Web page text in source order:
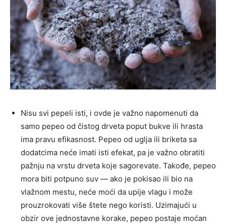
Nisu svi pepeli isti, i ovde je važno napomenuti da
samo pepeo od čistog drveta poput bukve ili hrasta
ima pravu efikasnost. Pepeo od uglja ili briketa sa
dodatcima neće imati isti efekat, pa je važno obratiti
pažnju na vrstu drveta koje sagorevate. Takođe, pepeo
mora biti potpuno suv — ako je pokisao ili bio na
vlažnom mestu, neće moći da upije vlagu i može
prouzrokovati više štete nego koristi. Uzimajući u
obzir ove jednostavne korake, pepeo postaje moćan